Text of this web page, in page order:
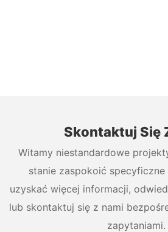
Skontaktuj Się
Witamy niestandardowe
stanie zaspokoić specyficzne
uzyskać więcej informacji,
lub skontaktuj się z nami
zapytaniami.